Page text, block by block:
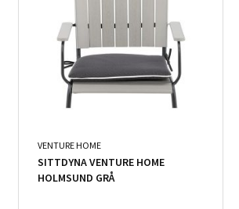
VENTURE HOME
SITTDYNA VENTURE HOME
HOLMSUND GRÅ